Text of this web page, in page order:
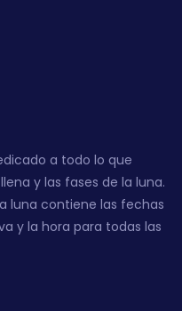
a todo lo que
y las fases de la luna.
luna contiene las fechas
y la hora para todas las